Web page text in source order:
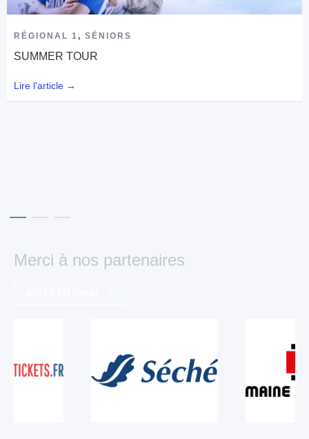
RÉGIONAL 1, SÉNIORS
SUMMER TOUR
Lire l'article →
Merci à nos partenaires